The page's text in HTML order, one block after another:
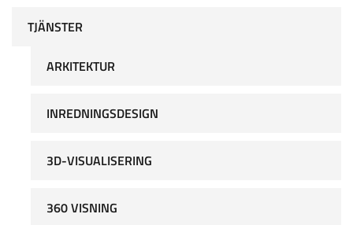
TJÄNSTER
ARKITEKTUR
INREDNINGSDESIGN
3D-VISUALISERING
360 VISNING